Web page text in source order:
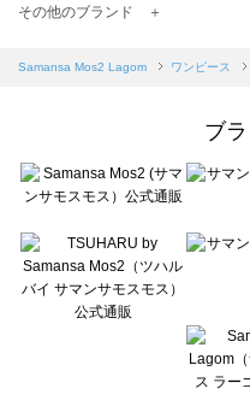
TSUHARU by Samansa Mos2（ツハ
Samansa Mos2 blue（サマンサモスモ
sō4ū（ソウフォーユー）のワンピース
Te chichi（テチチ）のワンピース一覧
Te chichi CLASSIC（テチチ クラシッ
Lugnoncure（ルノンキュール）のワ
BETTY'S BLUE（べティーズブルー）
Wpc.（ワールドパーティー）のワンピ
その他のブランド ＋
Samansa Mos2 Lagom ワンピース
ブ